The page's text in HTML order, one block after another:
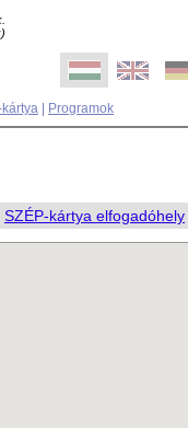
Programok
SZÉP-kártya elfogadóhely